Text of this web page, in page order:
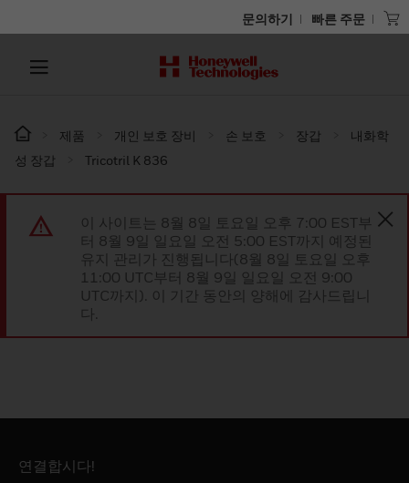
문의하기 빠른 주문
제품 개인 보호 장비 손 보호 장갑
내화학
성 장갑
Tricotril K 836
이 사이트는 8월 8일 토요일 오후 7:00 EST부
터 8월 9일 일요일 오전 5:00 EST까지 예정된
유지 관리가 진행됩니다(8월 8일 토요일 오후
11:00 UTC부터 8월 9일 일요일 오전 9:00
UTC까지). 이 기간 동안의 양해에 감사드립니
다.
연결합시다!